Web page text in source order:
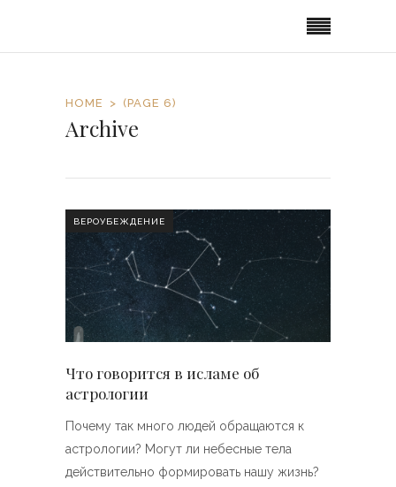
HOME (PAGE 6)
Archive
ВЕРОУБЕЖДЕНИЕ
Что говорится в исламе об
астрологии
Почему так много людей обращаются к
астрологии? Могут ли небесные тела
действительно формировать нашу жизнь?